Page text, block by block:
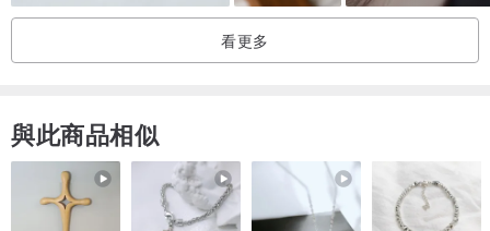
pinkoi搜尋：rosequeen
看更多
與此商品相似